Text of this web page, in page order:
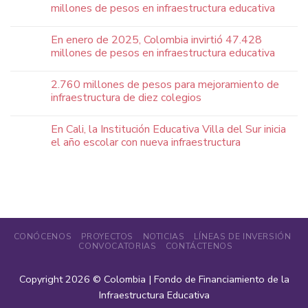
millones de pesos en infraestructura educativa
En enero de 2025, Colombia invirtió 47.428
millones de pesos en infraestructura educativa
2.760 millones de pesos para mejoramiento de
infraestructura de diez colegios
En Cali, la Institución Educativa Villa del Sur inicia
el año escolar con nueva infraestructura
CONÓCENOS PROYECTOS NOTICIAS
LÍNEAS DE INVERSIÓN
CONVOCATORIAS
CONTÁCTENOS
Copyright 2026 © Colombia | Fondo de Financiamiento de la
Infraestructura Educativa